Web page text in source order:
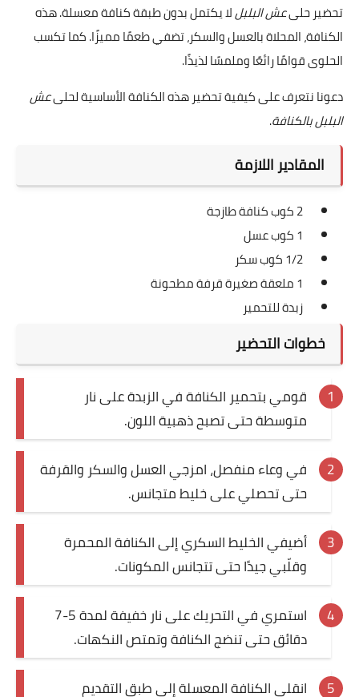
تحضير حلىعش البلبللا يكتمل بدون طبقة كنافة معسلة. هذه
الكنافة، المحلاة بالعسل والسكر، تضفي طعمًا مميزًا. كما تكسب
الحلوى قوامًا رائعًا وملمسًا لذيذًا.
دعونا نتعرف على كيفية تحضير هذه الكنافة الأساسية لحلىعش
البلبل بالكنافة.
المقادير اللازمة
2 كوب كنافة طازجة
1 كوب عسل
1/2 كوب سكر
1 ملعقة صغيرة قرفة مطحونة
زبدة للتحمير
خطوات التحضير
قومي بتحمير الكنافة في الزبدة على نار
متوسطة حتى تصبح ذهبية اللون.
في وعاء منفصل، امزجي العسل والسكر والقرفة
حتى تحصلي على خليط متجانس.
أضيفي الخليط السكري إلى الكنافة المحمرة
وقلّبي جيدًا حتى تتجانس المكونات.
استمري في التحريك على نار خفيفة لمدة 5-7
دقائق حتى تنضج الكنافة وتمتص النكهات.
انقلي الكنافة المعسلة إلى طبق التقديم